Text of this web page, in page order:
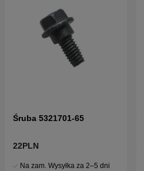
Śruba 5321701-65
22PLN
Na zam. Wysyłka za 2–5 dni